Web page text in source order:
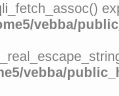
vebba/
vebba/